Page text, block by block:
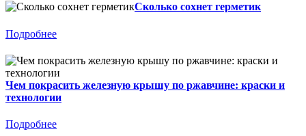
Сколько сохнет герметик
Подробнее
Чем покрасить железную крышу по ржавчине: краски и
технологии
Подробнее